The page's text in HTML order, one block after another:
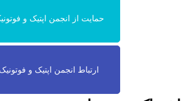
حمایت از انجمن اپتیک و فوتونیک
ارتباط انجمن اپتیک و فوتونیک